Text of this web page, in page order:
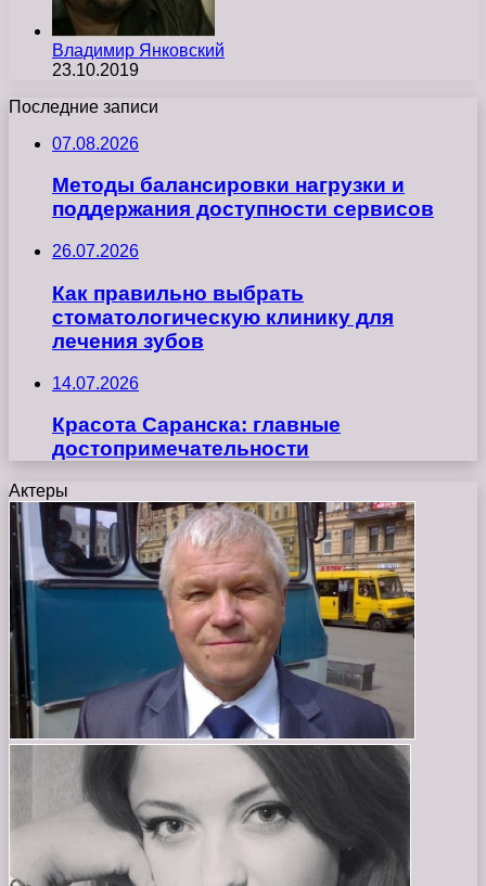
Владимир Янковский
23.10.2019
Последние записи
07.08.2026
Методы балансировки нагрузки и
поддержания доступности сервисов
26.07.2026
Как правильно выбрать
стоматологическую клинику для
лечения зубов
14.07.2026
Красота Саранска: главные
достопримечательности
Актеры